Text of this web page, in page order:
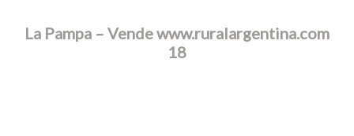
La Pampa – Vende www.ruralargentina.com
18